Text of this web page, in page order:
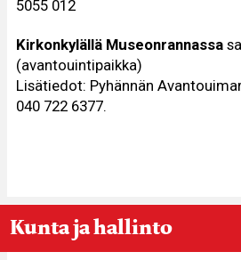
5055 012
Kirkonkylällä Museonrannassa
(avantouintipaikka)
Lisätiedot: Pyhännän
040 722 6377.
Breadcrumbs
Kunta ja hallinto